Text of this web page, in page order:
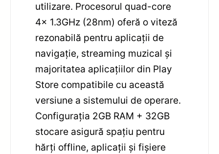
utilizare. Procesorul quad-core
4x 1.3GHz (28nm) oferă o viteză
rezonabilă pentru aplicații de
navigație, streaming muzical și
majoritatea aplicațiilor din Play
Store compatibile cu această
versiune a sistemului de operare.
Configurația 2GB RAM + 32GB
stocare asigură spațiu pentru
hărți offline, aplicații și fișiere